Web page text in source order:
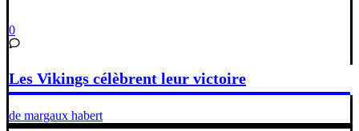
0
Les Vikings célèbrent leur victoire
de margaux habert